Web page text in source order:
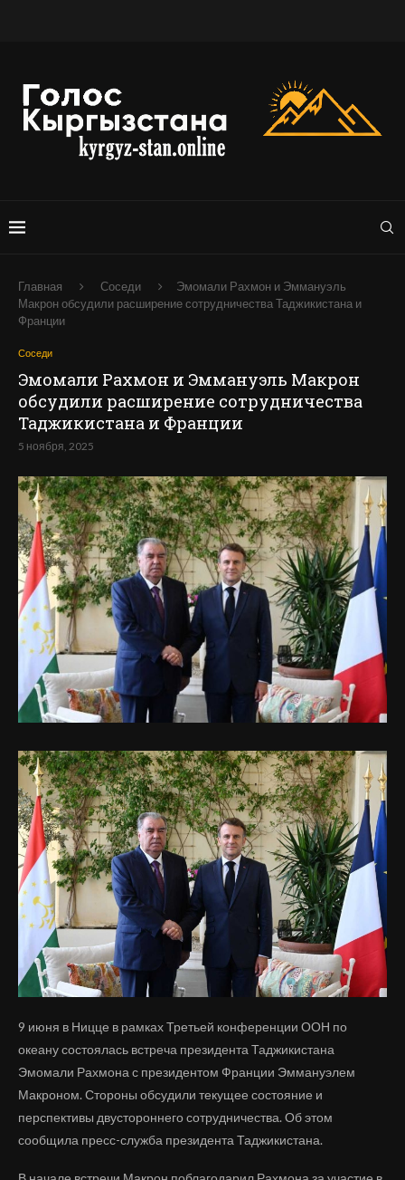
Главная Соседи
Эмомали Рахмон и Эммануэль
Макрон обсудили расширение сотрудничества Таджикистана и
Франции
Соседи
Эмомали Рахмон и Эммануэль Макрон
обсудили расширение сотрудничества
Таджикистана и Франции
5 ноября, 2025
9 июня в Ницце в рамках Третьей конференции ООН по
океану состоялась встреча президента Таджикистана
Эмомали Рахмона с президентом Франции Эммануэлем
Макроном. Стороны обсудили текущее состояние и
перспективы двустороннего сотрудничества. Об этом
сообщила пресс-служба президента Таджикистана.